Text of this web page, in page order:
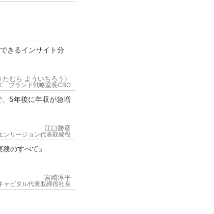
きるインサイト分
むら よういちろう）
ブランド戦略室長CBO
、5年後に年収が急増
江口勝彦
ンリージョン代表取締役
のすべて』
宮崎淳平
ャピタル代表取締役社長